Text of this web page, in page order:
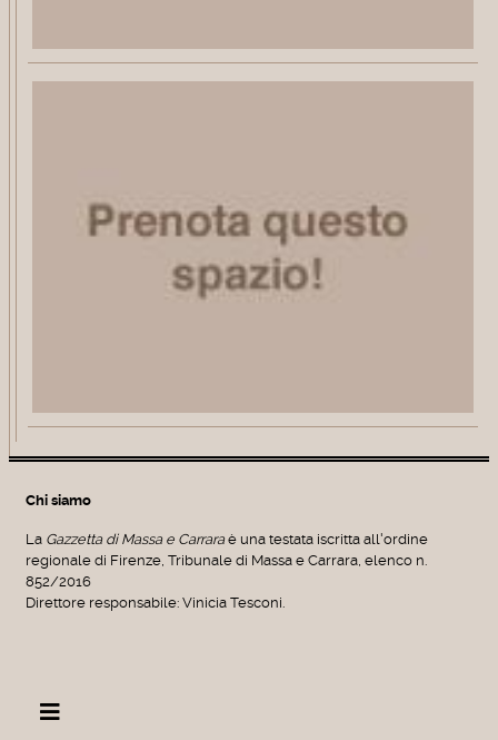
Chi siamo
La Gazzetta di Massa e Carraraè una testata iscritta all'ordine
regionale di Firenze, Tribunale di Massa e Carrara, elenco n.
852/2016
Direttore responsabile: Vinicia Tesconi.